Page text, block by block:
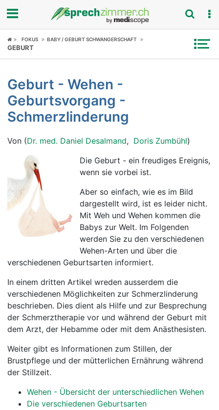
Fokus
Symptome
Untersuchungen
News
Ratgeber
Rubriken
FOKUS BABY / GEBURT SCHWANGERSCHAFT
GEBURT
Geburt - Wehen -
Geburtsvorgang -
Schmerzlinderung
Von (Dr. med. Daniel Desalmand, Doris Zumbühl)
Die Geburt - ein freudiges Ereignis,
wenn sie vorbei ist.
Aber so einfach, wie es im Bild
dargestellt wird, ist es leider nicht.
Mit Weh und Wehen kommen die
Babys zur Welt. Im Folgenden
werden Sie zu den verschiedenen
Wehen-Arten und über die
verschiedenen Geburtsarten informiert.
In einem dritten Artikel wreden ausserdem die
verschiedenen Möglichkeiten zur Schmerzlinderung
beschrieben. Dies dient als Hilfe und zur Besprechung
der Schmerztherapie vor und während der Geburt mit
dem Arzt, der Hebamme oder mit dem Anästhesisten.
Weiter gibt es Informationen zum Stillen, der
Brustpflege und der mütterlichen Ernährung während
der Stillzeit.
Wehen - Übersicht der unterschiedlichen Wehen
Die verschiedenen Geburtsarten